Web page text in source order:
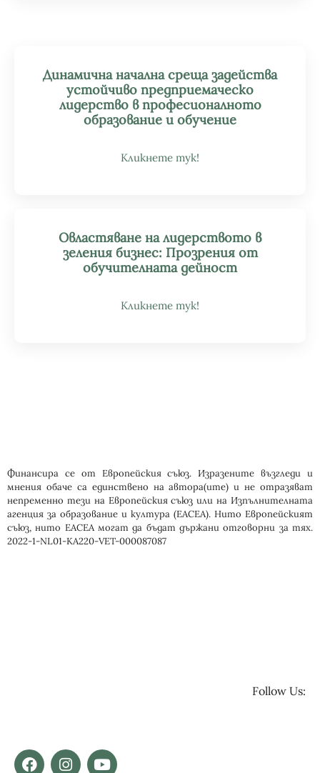
Динамична начална среща задейства
устойчиво предприемаческо
лидерство в професионалното
образование и обучение
Кликнете тук!
Овластяване на лидерството в
зеления бизнес: Прозрения от
обучителната дейност
Кликнете тук!
Финансира се от Европейския съюз. Изразените възгледи и
мнения обаче са единствено на автора(ите) и не отразяват
непременно тези на Европейския съюз или на Изпълнителната
агенция за образование и култура (EACEA). Нито Европейският
съюз, нито ЕАСЕА могат да бъдат държани отговорни за тях.
2022-1-NL01-KA220-VET-000087087
Follow Us: